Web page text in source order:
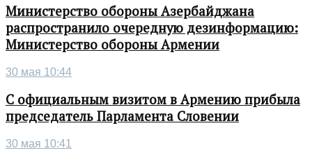
Министерство обороны Азербайджана
распространило очередную дезинформацию:
Министерство обороны Армении
30 мая 10:44
С официальным визитом в Армению прибыла
председатель Парламента Словении
30 мая 10:41